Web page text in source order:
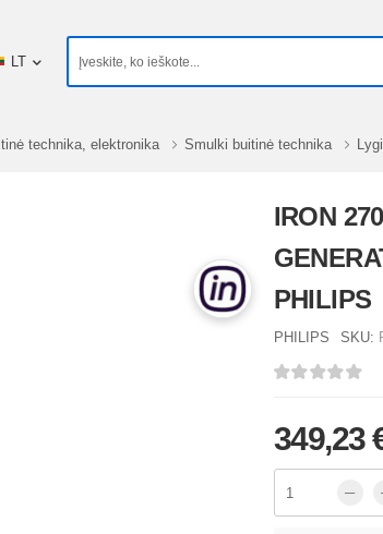
LT
technika, elektronika Smulki buitinė technika
IRON
PHILIPS
PHILIPS SKU:
349,23